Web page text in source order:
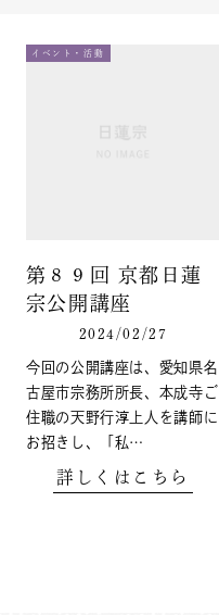
イベント・活動
第８９回 京都日蓮
宗公開講座
2024/02/27
今回の公開講座は、愛知県名
古屋市宗務所所長、本成寺ご
住職の天野行淳上人を講師に
お招きし、「私…
詳しくはこちら